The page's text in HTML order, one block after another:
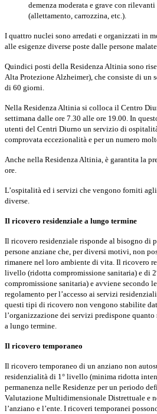
demenza moderata e grave con
(allettamento, carrozzina, etc.).
I quattro nuclei sono arredati e organizzati in
alle esigenze diverse poste dalle persone
Quindici posti della Residenza Altinia sono
Alta Protezione Alzheimer), che consiste di un
di 60 giorni.
Nella Residenza Altinia si colloca il Centro
settimana dalle ore 7.30 alle ore 19.00. In
utenti del Centri Diurno un servizio di
comprovata eccezionalità e per un numero
Anche nella Residenza Altinia, è garantita la
ore.
L’ospitalità ed i servizi che vengono forniti
diverse.
Il ricovero residenziale a lungo termine
Il ricovero residenziale risponde al bisogno di
persone anziane che, per diversi motivi, non
rimanere nel loro ambiente di vita. Il ricovero
livello (ridotta compromissione sanitaria) e di
compromissione sanitaria) e avviene secondo
regolamento per l’accesso ai servizi
questi tipi di ricovero non vengono stabilite
l’organizzazione dei servizi predispone
a lungo termine.
Il ricovero temporaneo
Il ricovero temporaneo di un anziano non
residenzialità di 1° livello (minima ridotta
permanenza nelle Residenze per un periodo
Valutazione Multidimensionale Distrettuale e
l’anziano e l’ente. I ricoveri temporanei